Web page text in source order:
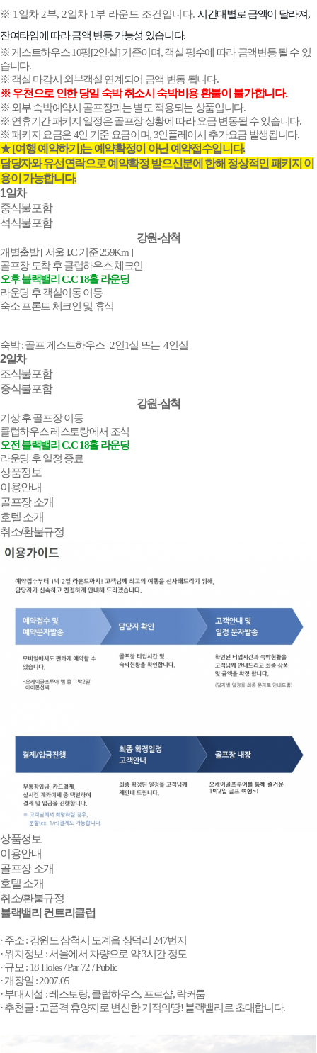
※ 1일차 2부, 2일차 1부 라운드 조건입니다. 시간대별로 금액이 달라져,
잔여타임에 따라 금액 변동 가능성 있습니다.
※ 게스트하우스 10평[2인실] 기준이며, 객실 평수에 따라 금액변동 될 수 있
습니다.
※ 객실 마감시 외부객실 연계되어 금액 변동 됩니다.
※ 우천으로 인한 당일 숙박 취소시 숙박비용 환불이 불가합니다.
※ 외부 숙박예약시 골프장과는 별도 적용되는 상품입니다.
※ 연휴기간 패키지 일정은 골프장 상황에 따라 요금 변동될 수 있습니다.
※ 패키지 요금은 4인 기준 요금이며, 3인플레이시 추가요금 발생됩니다.
★ [여행 예약하기]는 예약확정이 아닌 예약접수입니다.
담당자와 유선연락으로 예약확정 받으신분에 한해 정상적인 패키지 이
용이 가능합니다.
1일차
중식불포함
석식불포함
강원-삼척
개별출발 [ 서울 I.C 기준 259Km ]
골프장 도착 후 클럽하우스 체크인
오후 블랙밸리 C.C 18홀 라운딩
라운딩 후 객실이동 이동
숙소 프론트 체크인 및 휴식
숙박 : 골프 게스트하우스 2인1실 또는 4인실
2일차
조식불포함
중식불포함
강원-삼척
기상 후 골프장 이동
클럽하우스 레스토랑에서 조식
오전 블랙밸리 C.C 18홀 라운딩
라운딩 후 일정 종료
상품정보
이용안내
골프장 소개
호텔 소개
취소/환불규정
상품정보
이용안내
골프장 소개
호텔 소개
취소/환불규정
블랙밸리 컨트리클럽
·주소 : 강원도 삼척시 도계읍 상덕리 247번지
·위치정보 : 서울에서 차량으로 약 3시간 정도
·규모 : 18 Holes / Par 72 / Public
·개장일 : 2007.05
·부대시설 : 레스토랑, 클럽하우스, 프로샵, 락커룸
·추천글 : 고품격 휴양지로 변신한 기적의땅! 블랙밸리로 초대합니다.